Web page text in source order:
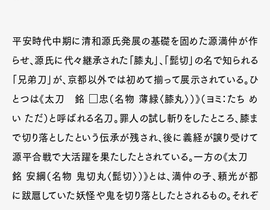
平安時代中期に清和源氏発展の基礎を固めた源満仲が作
らせ、源氏に代々継承された「膝丸」、「髭切」の名で知られる
「兄弟刀」が、京都以外では初めて揃って展示されている。ひ
とつは《太刀 銘 □忠（名物 薄緑〈膝丸〉）》（ヨミ：たち め
い ただ）と呼ばれる名刀。罪人の試し斬りをしたところ、膝ま
で切り落としたという伝承が残され、後に義経が譲り受けて
源平合戦で大活躍を果たしたとされている。一方の《太刀
銘 安綱（名物 鬼切丸〈髭切〉）》とは、満仲の子、頼光が都
に跋扈していた妖怪や鬼を切り落としたとされるもの。それぞ